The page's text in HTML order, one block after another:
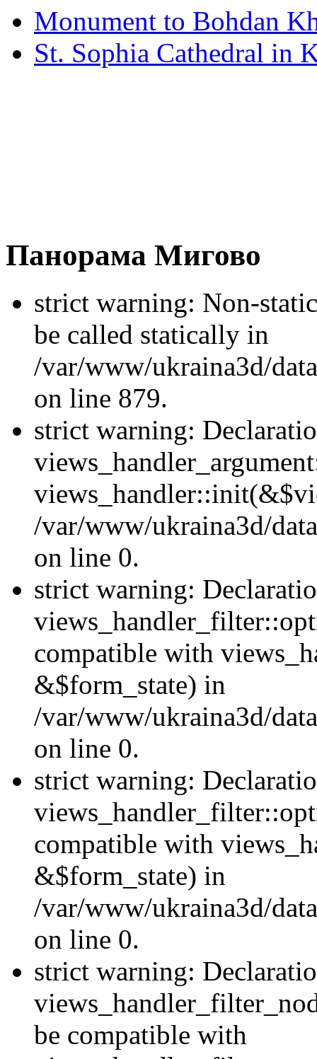
Monument to Bohdan
St. Sophia Cathedral in
Панорама Мигово
strict warning: Non-
be called statically in
/var/www/ukraina3d/
on line 879.
strict warning:
/var/www/ukraina3d/
on line 0.
strict warning:
compatible with
&$form_state) in
/var/www/ukraina3d/
on line 0.
strict warning:
compatible with
&$form_state) in
/var/www/ukraina3d/
on line 0.
strict warning:
be compatible with